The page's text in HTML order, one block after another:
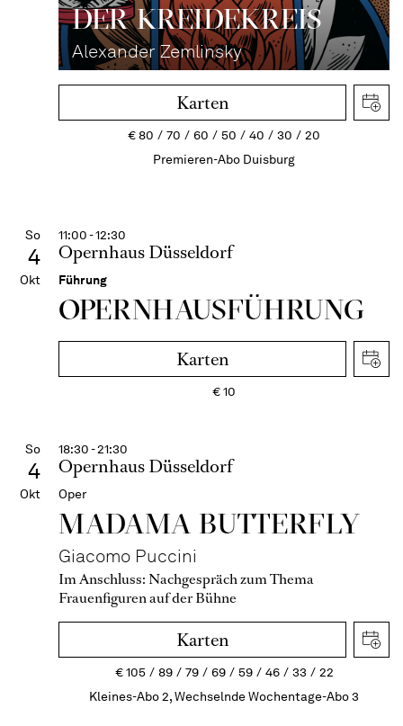
DER KREIDE­KREIS
Alexander Zemlinsky
Karten
€80 70 60 50 40 30
20
Premieren-Abo Duisburg
So
4
Okt
11:00 - 12:30
Opernhaus Düsseldorf
Führung
OPERN­HAUS­FÜH­RUNG
Karten
€10
So
4
Okt
18:30 - 21:30
Opernhaus Düsseldorf
Oper
MADAMA BUTTER­FLY
Giacomo Puccini
Im Anschluss:Nachgespräch zum Thema
Frauenfiguren auf der Bühne
Karten
€105 89 79 69 59 46 33
22
Kleines-Abo 2, Wechselnde Wochentage-Abo 3